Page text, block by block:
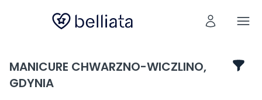
MANICURE CHWARZNO-WICZLINO,
GDYNIA